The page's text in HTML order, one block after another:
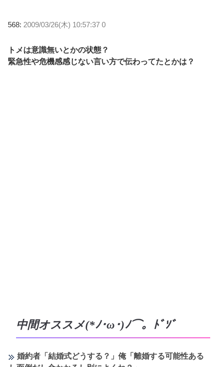
568: 2009/03/26(木) 10:57:37 0
トメは意識無いとかの状態？
緊急性や危機感感じない言い方で伝わってたとかは？
中間オススメ(*ﾉ･ω･)ﾉ⌒。ﾄﾞｿﾞ
婚約者「結婚式どうする？」俺「離婚する可能性ある